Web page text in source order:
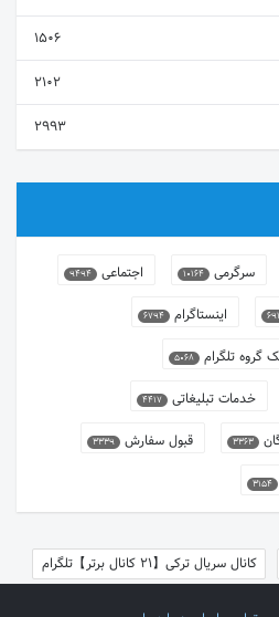
1506
2102
2993
سرگرمی 10164 اجتماعی 9494
اینستاگرام 6794
گروه تلگرام 5068
خدمات تبلیغاتی 4417
3363 قبول سفارش 3339
3154
کانال سریال ترکی【21 کانال برتر】تلگرام